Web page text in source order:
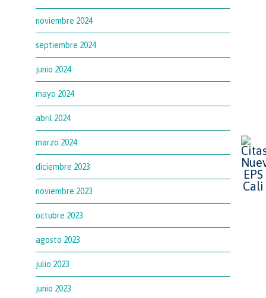
noviembre 2024
septiembre 2024
junio 2024
mayo 2024
abril 2024
marzo 2024
diciembre 2023
noviembre 2023
octubre 2023
agosto 2023
julio 2023
junio 2023